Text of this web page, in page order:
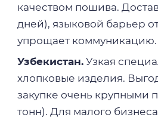
качеством пошива.
дней), языковой барьер
упрощает коммуникацию.
Узбекистан.Узкая
хлопковые изделия.
закупке очень крупными
тонн). Для малого